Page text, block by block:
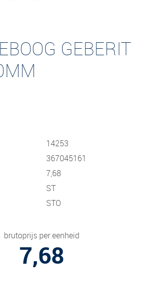
GEBERIT
14253
367045161
7,68
ST
STO
brutoprijs per eenheid
7,68